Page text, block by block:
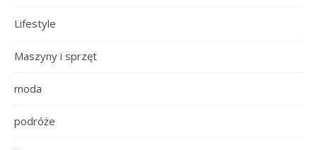
Lifestyle
Maszyny i sprzęt
moda
podróże